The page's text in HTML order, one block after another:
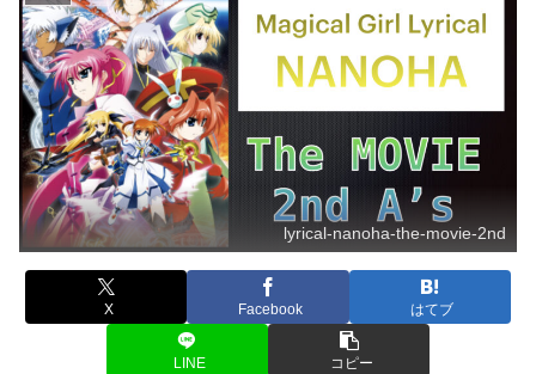
lyrical-nanoha-the-movie-2nd
X Facebook はてブ
LINE コピー